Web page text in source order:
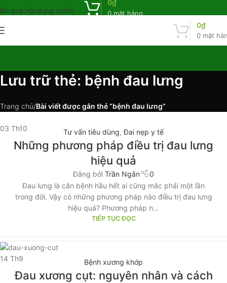
Bỏ qua nội dung chính 0 mặt hàng
0₫
0 mặt
0₫
Lưu trữ thẻ: bệnh đau lưng
Trang chủ/Bài viết được gắn thẻ “bệnh đau lưng”
03 Th10 Tư vấn tiêu dùng,Đai nẹp y tế
Những phương pháp điều trị đau lưng
hiệu quả
Đăng bởi Trần Ngân
0
Đau lưng là căn bệnh hầu hết ai cũng mắc phải một lần
trong đời. Vậy có những phương pháp nào điều trị đau lưng
hiệu quả? Phương pháp n...
TIẾP TỤC ĐỌC
14 Th9 Bệnh xương khớp
Đau xương cụt: nguyên nhân và cách